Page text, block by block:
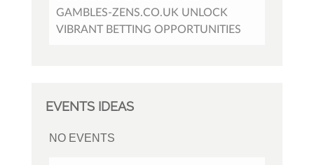
GAMBLES-ZENS.CO.UK UNLOCK
VIBRANT BETTING OPPORTUNITIES
EVENTS IDEAS
NO EVENTS